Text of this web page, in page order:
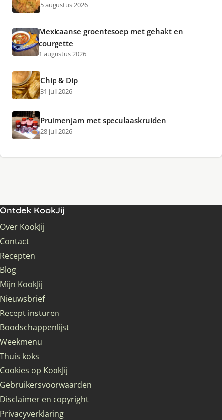
5 augustus 2026
Mexicaanse groentesoep met gehakt en
courgette
1 augustus 2026
Chip & Dip
31 juli 2026
Pruimenjam met speculaaskruiden
28 juli 2026
Ontdek KookJij
Over KookJij
Contact
Recepten
Blog
Mijn KookJij
Nieuwsbrief
Recept insturen
Boodschappenlijst
Weekmenu
Thuis koks
Cookies op KookJij
Gebruikersvoorwaarden
Disclaimer en copyright
Privacyverklaring